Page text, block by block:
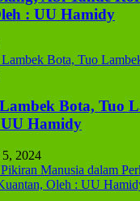
: UU Hamidy
Bota, Tuo
Hamidy
2024